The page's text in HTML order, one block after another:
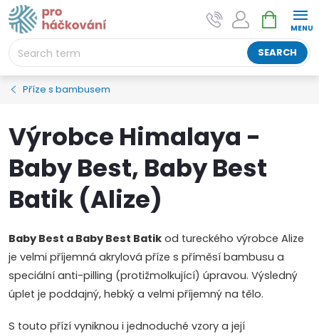
Skip
to
content
SEARCH
CART
Příze s bambusem
Výrobce Himalaya -
Baby Best, Baby Best
Batik (Alize)
Baby Best a Baby Best Batik od tureckého výrobce Alize
je velmi příjemná akrylová příze s příměsí bambusu a
speciální anti-pilling (protižmolkující) úpravou. Výsledný
úplet je poddajný, hebký a velmi příjemný na tělo.
S touto přízí vyniknou i jednoduché vzory a její
AI asistent "pani Klubíčková" –
ProHackovani.cz
Jsme e-shop s více než osmiletou tradicí a máme pro
vás připraveno více než 25 tisíc produktů. Vše skladem,
připravené k odeslání.